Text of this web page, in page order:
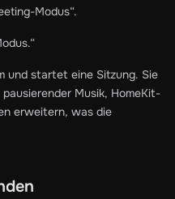
Modus“.
und startet eine Sitzung. Sie
Musik, HomeKit-
erweitern, was die